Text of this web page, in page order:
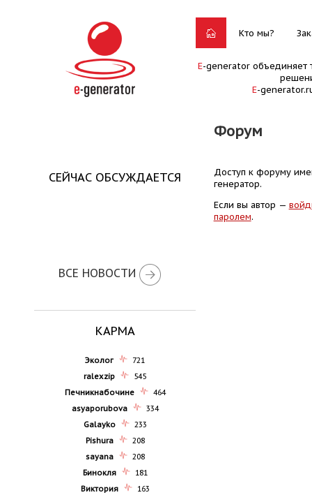
Кто мы?
E-generator объединяет
E-
Форум
СЕЙЧАС ОБСУЖДАЕТСЯ
ВСЕ НОВОСТИ
КАРМА
Эколог
721
ralexzip
545
Печникнабочине
464
asyaporubova
334
Galayko
233
Pishura
208
sayana
208
Бинокля
181
Виктория
163
Доступ к форуму
генератор.
Если вы автор —
паролем.